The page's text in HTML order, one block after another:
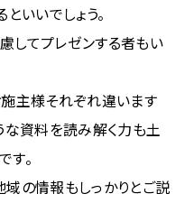
いいでしょう。
してプレゼンする者もい
主様それぞれ違います
な資料を読み解く力も土
。
の情報もしっかりとご説